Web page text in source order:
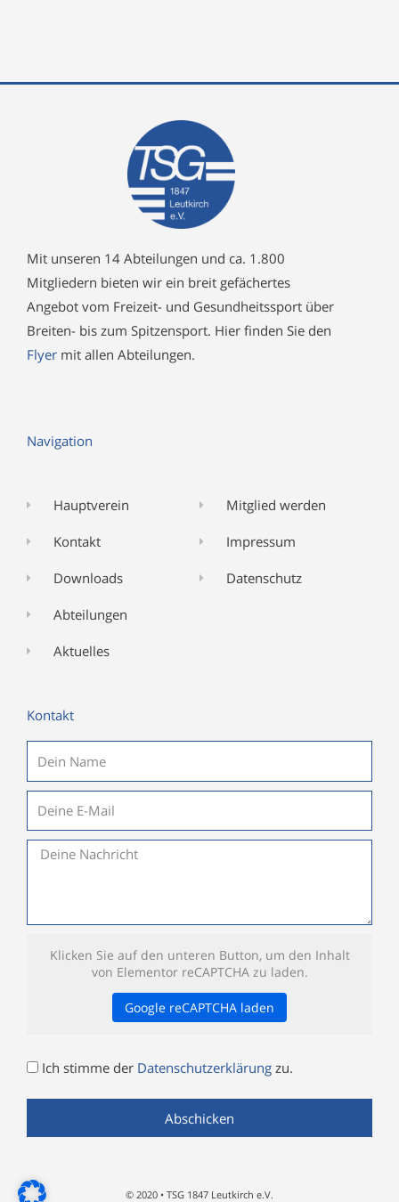
Mit unseren 14 Abteilungen und ca. 1.800
Mitgliedern bieten wir ein breit gefächertes
Angebot vom Freizeit- und Gesundheitssport über
Breiten- bis zum Spitzensport. Hier finden Sie den
Flyer mit allen Abteilungen.
Navigation
Hauptverein
Kontakt
Downloads
Abteilungen
Aktuelles
Mitglied werden
Impressum
Datenschutz
Kontakt
Nachricht
Klicken Sie auf den unteren Button, um den Inhalt
von Elementor reCAPTCHA zu laden.
Google reCAPTCHA laden
Datenschutz
Ich stimme der Datenschutzerklärung zu.
Abschicken
© 2020 • TSG 1847 Leutkirch e.V.